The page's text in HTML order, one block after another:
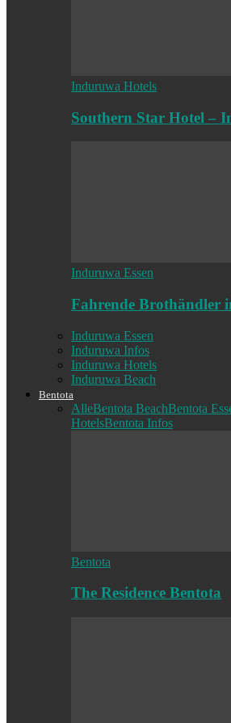
Induruwa Hotels
Southern Star Hotel –
Induruwa Essen
Fahrende Brothändler
Induruwa Essen
Induruwa Infos
Induruwa Hotels
Induruwa Beach
Bentota
AlleBentota BeachBentota
HotelsBentota Infos
Bentota
The Residence Bentota